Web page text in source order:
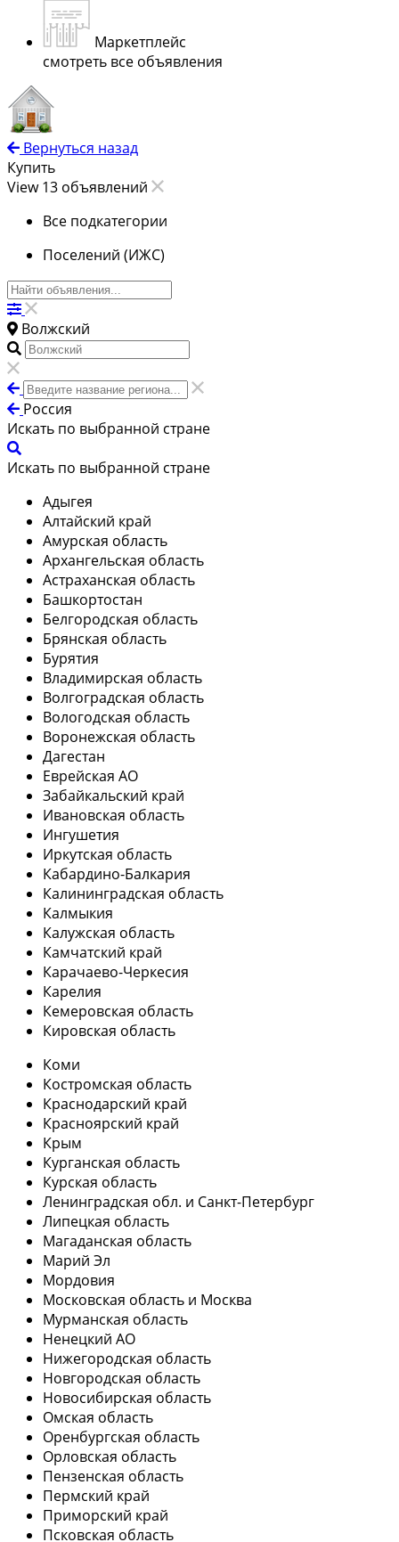
Маркетплейс
смотреть все объявления
Вернуться назад
Купить
View 13 объявлений
Все подкатегории
Поселений (ИЖС)
Волжский
Россия
Искать по выбранной стране
Искать по выбранной стране
Адыгея
Алтайский край
Амурская область
Архангельская область
Астраханская область
Башкортостан
Белгородская область
Брянская область
Бурятия
Владимирская область
Волгоградская область
Вологодская область
Воронежская область
Дагестан
Еврейская АО
Забайкальский край
Ивановская область
Ингушетия
Иркутская область
Кабардино-Балкария
Калининградская область
Калмыкия
Калужская область
Камчатский край
Карачаево-Черкесия
Карелия
Кемеровская область
Кировская область
Коми
Костромская область
Краснодарский край
Красноярский край
Крым
Курганская область
Курская область
Ленинградская обл. и Санкт-Петербург
Липецкая область
Магаданская область
Марий Эл
Мордовия
Московская область и Москва
Мурманская область
Ненецкий АО
Нижегородская область
Новгородская область
Новосибирская область
Омская область
Оренбургская область
Орловская область
Пензенская область
Пермский край
Приморский край
Псковская область